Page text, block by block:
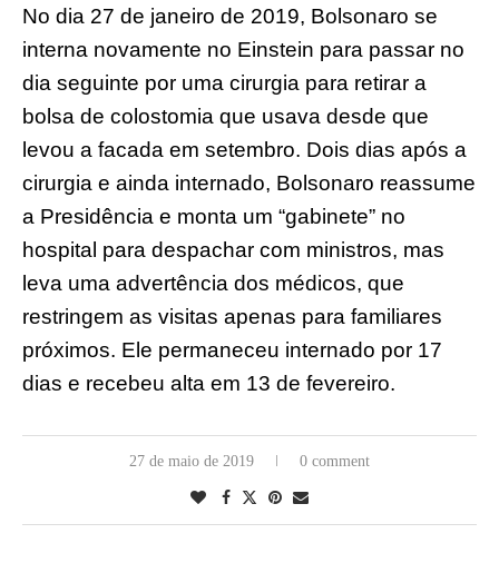
No dia 27 de janeiro de 2019, Bolsonaro se
interna novamente no Einstein para passar no
dia seguinte por uma cirurgia para retirar a
bolsa de colostomia que usava desde que
levou a facada em setembro. Dois dias após a
cirurgia e ainda internado, Bolsonaro reassume
a Presidência e monta um “gabinete” no
hospital para despachar com ministros, mas
leva uma advertência dos médicos, que
restringem as visitas apenas para familiares
próximos. Ele permaneceu internado por 17
dias e recebeu alta em 13 de fevereiro.
27 de maio de 2019 0 comment